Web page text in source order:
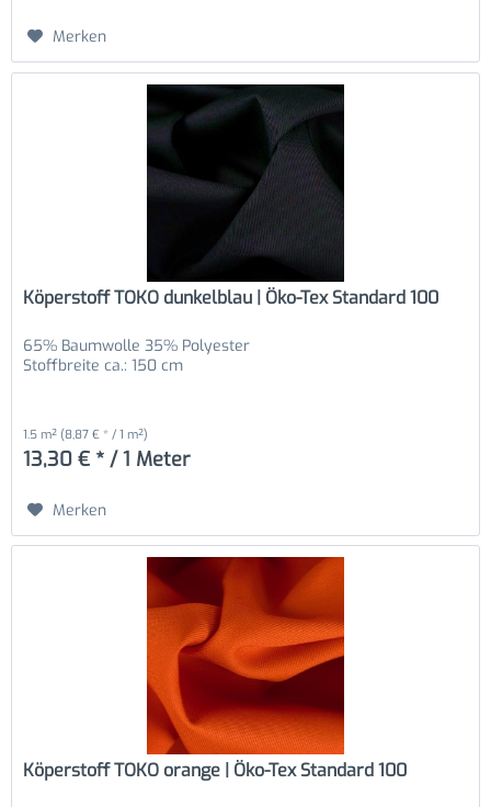
Merken
Köperstoff TOKO dunkelblau | Öko-Tex Standard 100
65% Baumwolle 35% Polyester
Stoffbreite ca.: 150 cm
1.5 m² (8,87 € * / 1 m²)
13,30 € * / 1 Meter
Merken
Köperstoff TOKO orange | Öko-Tex Standard 100